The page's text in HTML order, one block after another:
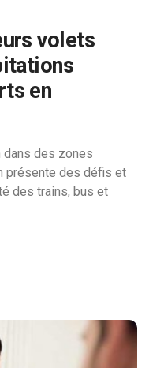
volets
en
dans des zones
présente des défis et
des trains, bus et